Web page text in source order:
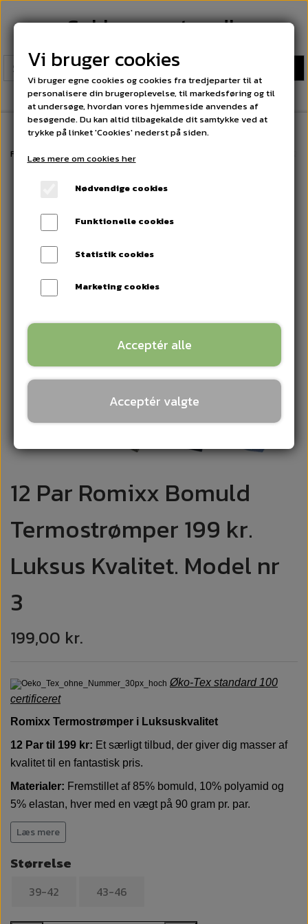
Sokkeexperten.dk
Forside Herre Termostrømper. Fri fragt på alle ordrer over 300 kr
12 Par Romixx Bomuld
Termostrømper 199 kr.
Luksus Kvalitet. Model nr
3
199,00 kr.
Øko-Tex standard 100
certificeret
Romixx Termostrømper i Luksuskvalitet
12 Par til 199 kr: Et særligt tilbud, der giver dig masser af
kvalitet til en fantastisk pris.
Materialer: Fremstillet af 85% bomuld, 10% polyamid og
5% elastan, hver med en vægt på 90 gram pr. par.
Høj Kvalitet:
sikrer disse strømper en behagelig oplevelse hele dagen.
Termoaktive og Temperaturregulerende:
fødder varme om vinteren og kølige om sommeren, takket
Læs mere
Størrelse
39-42 43-46
Vi bruger cookies
Vi bruger egne cookies og cookies fra tredjeparter til at
personalisere din brugeroplevelse, til markedsføring og til
at undersøge, hvordan vores hjemmeside anvendes af
besøgende. Du kan altid tilbagekalde dit samtykke ved at
trykke på linket 'Cookies' nederst på siden.
Læs mere om cookies her
Nødvendige cookies
Funktionelle cookies
Statistik cookies
Marketing cookies
Acceptér alle
Acceptér valgte